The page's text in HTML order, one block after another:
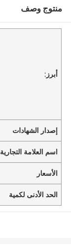
منتوج وصف
أبرز:
إصدار الشهادات
اسم العلامة التجارية
الأسعار
الحد الأدنى لكمية